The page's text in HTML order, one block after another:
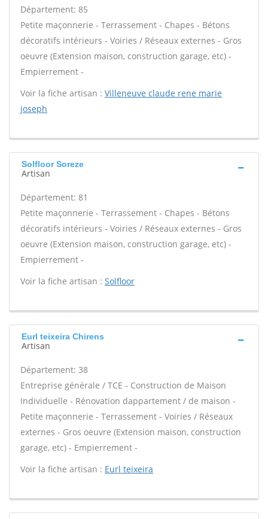
Département: 85
Petite maçonnerie - Terrassement - Chapes - Bétons
décoratifs intérieurs - Voiries / Réseaux externes - Gros
oeuvre (Extension maison, construction garage, etc) -
Empierrement -
Voir la fiche artisan : Villeneuve claude rene marie
joseph
Solfloor Soreze
Artisan
Département: 81
Petite maçonnerie - Terrassement - Chapes - Bétons
décoratifs intérieurs - Voiries / Réseaux externes - Gros
oeuvre (Extension maison, construction garage, etc) -
Empierrement -
Voir la fiche artisan : Solfloor
Eurl teixeira Chirens
Artisan
Département: 38
Entreprise générale / TCE - Construction de Maison
Individuelle - Rénovation dappartement / de maison -
Petite maçonnerie - Terrassement - Voiries / Réseaux
externes - Gros oeuvre (Extension maison, construction
garage, etc) - Empierrement -
Voir la fiche artisan : Eurl teixeira